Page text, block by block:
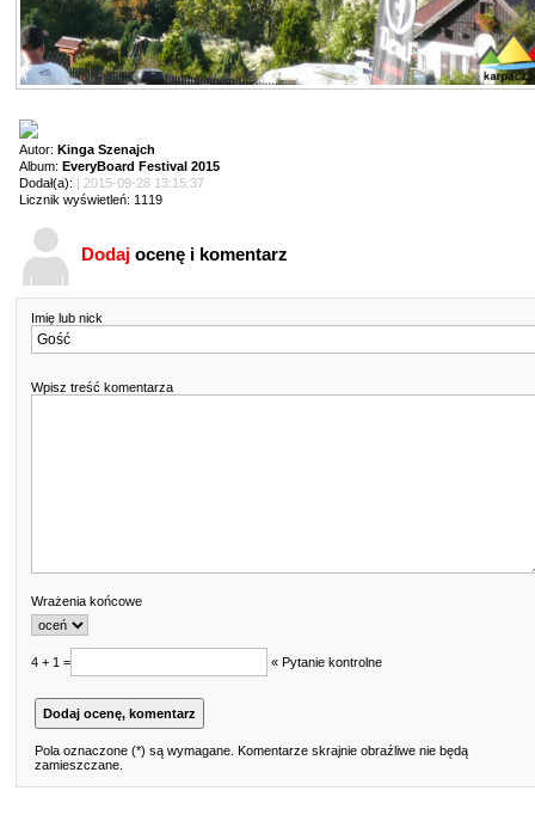
Autor: Kinga Szenajch
Album: EveryBoard Festival 2015
Dodał(a): | 2015-09-28 13:15:37
Licznik wyświetleń: 1119
Dodaj ocenę i komentarz
Imię lub nick
Wpisz treść komentarza
Wrażenia końcowe
4 + 1 = « Pytanie kontrolne
Pola oznaczone (*) są wymagane. Komentarze skrajnie obraźliwe nie będą
zamieszczane.